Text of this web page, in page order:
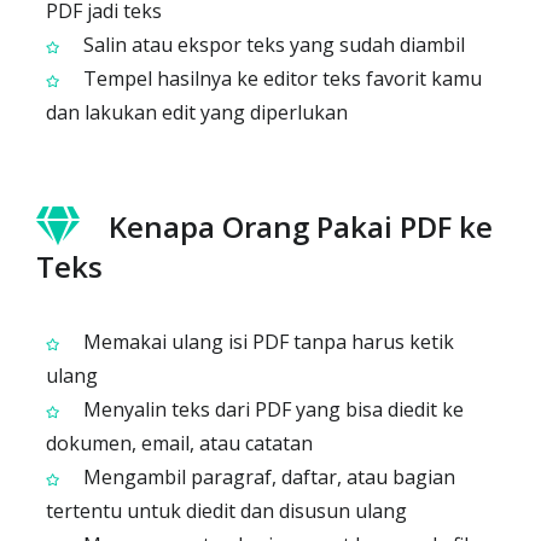
PDF jadi teks
Salin atau ekspor teks yang sudah diambil
Tempel hasilnya ke editor teks favorit kamu
dan lakukan edit yang diperlukan
Kenapa Orang Pakai PDF ke
Teks
Memakai ulang isi PDF tanpa harus ketik
ulang
Menyalin teks dari PDF yang bisa diedit ke
dokumen, email, atau catatan
Mengambil paragraf, daftar, atau bagian
tertentu untuk diedit dan disusun ulang